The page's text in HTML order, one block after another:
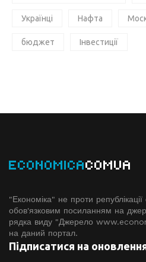
Українці Нафта
бюджет Інвестиції
ECONOMICACOMUA
"Економіка" не проти републікації
обов'язковим посиланням на
рядка виду "Джерело
на даний портал.
Підписатися на